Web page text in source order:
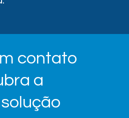
contato
a